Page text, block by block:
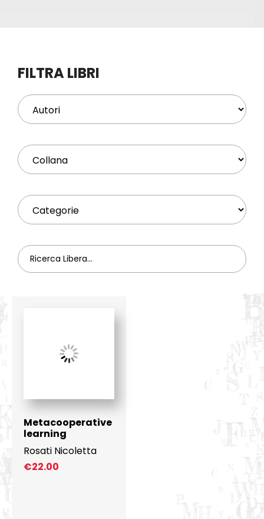
Profilo
FILTRA LIBRI
Metacooperative
learning
Rosati Nicoletta
€22.00